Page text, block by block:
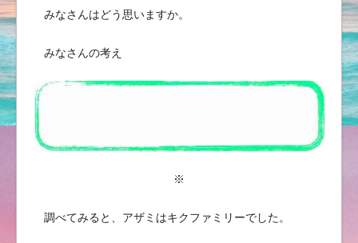
みなさんはどう思いますか。
みなさんの考え
※
調べてみると、アザミはキクファミリーでした。